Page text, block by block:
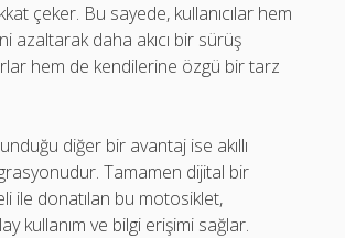
çeker. Bu sayede, kullanıcılar hem
azaltarak daha akıcı bir sürüş
hem de kendilerine özgü bir tarz
diğer bir avantaj ise akıllı
Tamamen dijital bir
ile donatılan bu motosiklet,
kullanım ve bilgi erişimi sağlar.